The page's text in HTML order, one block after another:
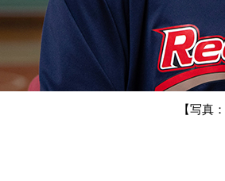
【写真